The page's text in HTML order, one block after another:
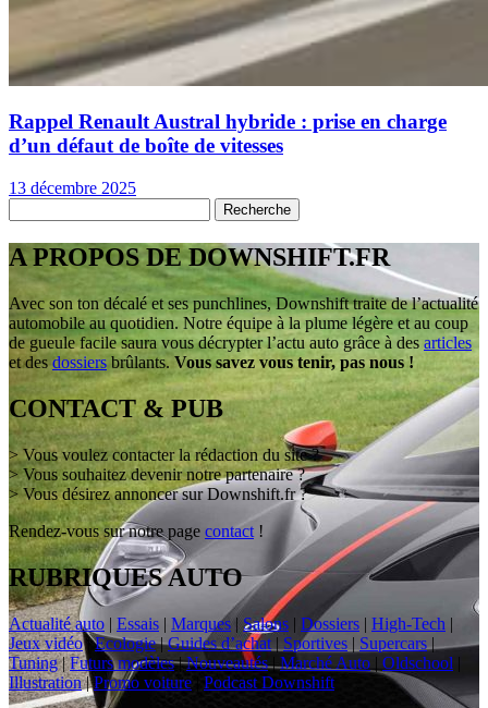
Rappel Renault Austral hybride : prise en charge
d’un défaut de boîte de vitesses
13 décembre 2025
A PROPOS DE DOWNSHIFT.FR
Avec son ton décalé et ses punchlines, Downshift traite de l’actualité
automobile au quotidien. Notre équipe à la plume légère et au coup
de gueule facile saura vous décrypter l’actu auto grâce à des articles
et des dossiers brûlants. Vous savez vous tenir, pas nous !
CONTACT & PUB
> Vous voulez contacter la rédaction du site ?
> Vous souhaitez devenir notre partenaire ?
> Vous désirez annoncer sur Downshift.fr ?
Rendez-vous sur notre page contact !
RUBRIQUES AUTO
Actualité auto | Essais | Marques |Salons | Dossiers | High-Tech |
Jeux vidéo|Ecologie|Guides d’achat | Sportives | Supercars |
Tuning|Futurs modèles|Nouveautés|Marché Auto | Oldschool |
Illustration|Promo voiture Podcast Downshift